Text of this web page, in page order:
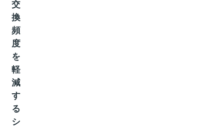
交
換
頻
度
を
軽
減
す
る
シ